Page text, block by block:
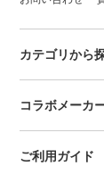
カテゴリから
コラボメーカ
ご利用ガイド